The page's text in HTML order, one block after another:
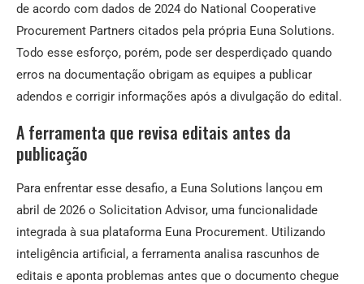
de acordo com dados de 2024 do National Cooperative
Procurement Partners citados pela própria Euna Solutions.
Todo esse esforço, porém, pode ser desperdiçado quando
erros na documentação obrigam as equipes a publicar
adendos e corrigir informações após a divulgação do edital.
A ferramenta que revisa editais antes da
publicação
Para enfrentar esse desafio, a Euna Solutions lançou em
abril de 2026 o Solicitation Advisor, uma funcionalidade
integrada à sua plataforma Euna Procurement. Utilizando
inteligência artificial, a ferramenta analisa rascunhos de
editais e aponta problemas antes que o documento chegue